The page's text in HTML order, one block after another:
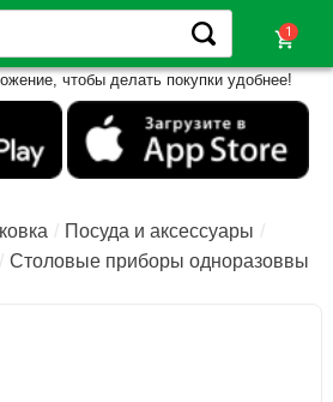
shopping_cart
чтобы делать покупки удобнее!
Посуда и аксессуары
Столовые приборы одноразоввы